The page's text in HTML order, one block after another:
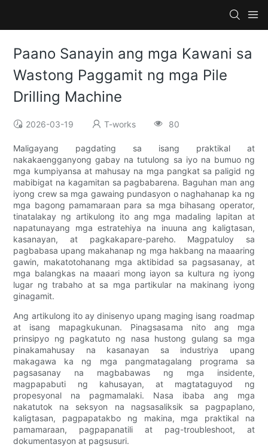
Paano Sanayin ang mga Kawani sa
Wastong Paggamit ng mga Pile
Drilling Machine
2026-03-19 T-works 80
Maligayang pagdating sa isang praktikal at
nakakaengganyong gabay na tutulong sa iyo na bumuo ng
mga kumpiyansa at mahusay na mga pangkat sa paligid ng
mabibigat na kagamitan sa pagbabarena. Baguhan man ang
iyong crew sa mga gawaing pundasyon o naghahanap ka ng
mga bagong pamamaraan para sa mga bihasang operator,
tinatalakay ng artikulong ito ang mga madaling lapitan at
napatunayang mga estratehiya na inuuna ang kaligtasan,
kasanayan, at pagkakapare-pareho. Magpatuloy sa
pagbabasa upang makahanap ng mga hakbang na maaaring
gawin, makatotohanang mga aktibidad sa pagsasanay, at
mga balangkas na maaari mong iayon sa kultura ng iyong
lugar ng trabaho at sa mga partikular na makinang iyong
ginagamit.
Ang artikulong ito ay dinisenyo upang maging isang roadmap
at isang mapagkukunan. Pinagsasama nito ang mga
prinsipyo ng pagkatuto ng nasa hustong gulang sa mga
pinakamahusay na kasanayan sa industriya upang
makagawa ka ng mga pangmatagalang programa sa
pagsasanay na magbabawas ng mga insidente,
magpapabuti ng kahusayan, at magtataguyod ng
propesyonal na pagmamalaki. Nasa ibaba ang mga
nakatutok na seksyon na nagsasaliksik sa pagpaplano,
kaligtasan, pagpapatakbo ng makina, mga praktikal na
pamamaraan, pagpapanatili at pag-troubleshoot, at
dokumentasyon at pagsusuri.